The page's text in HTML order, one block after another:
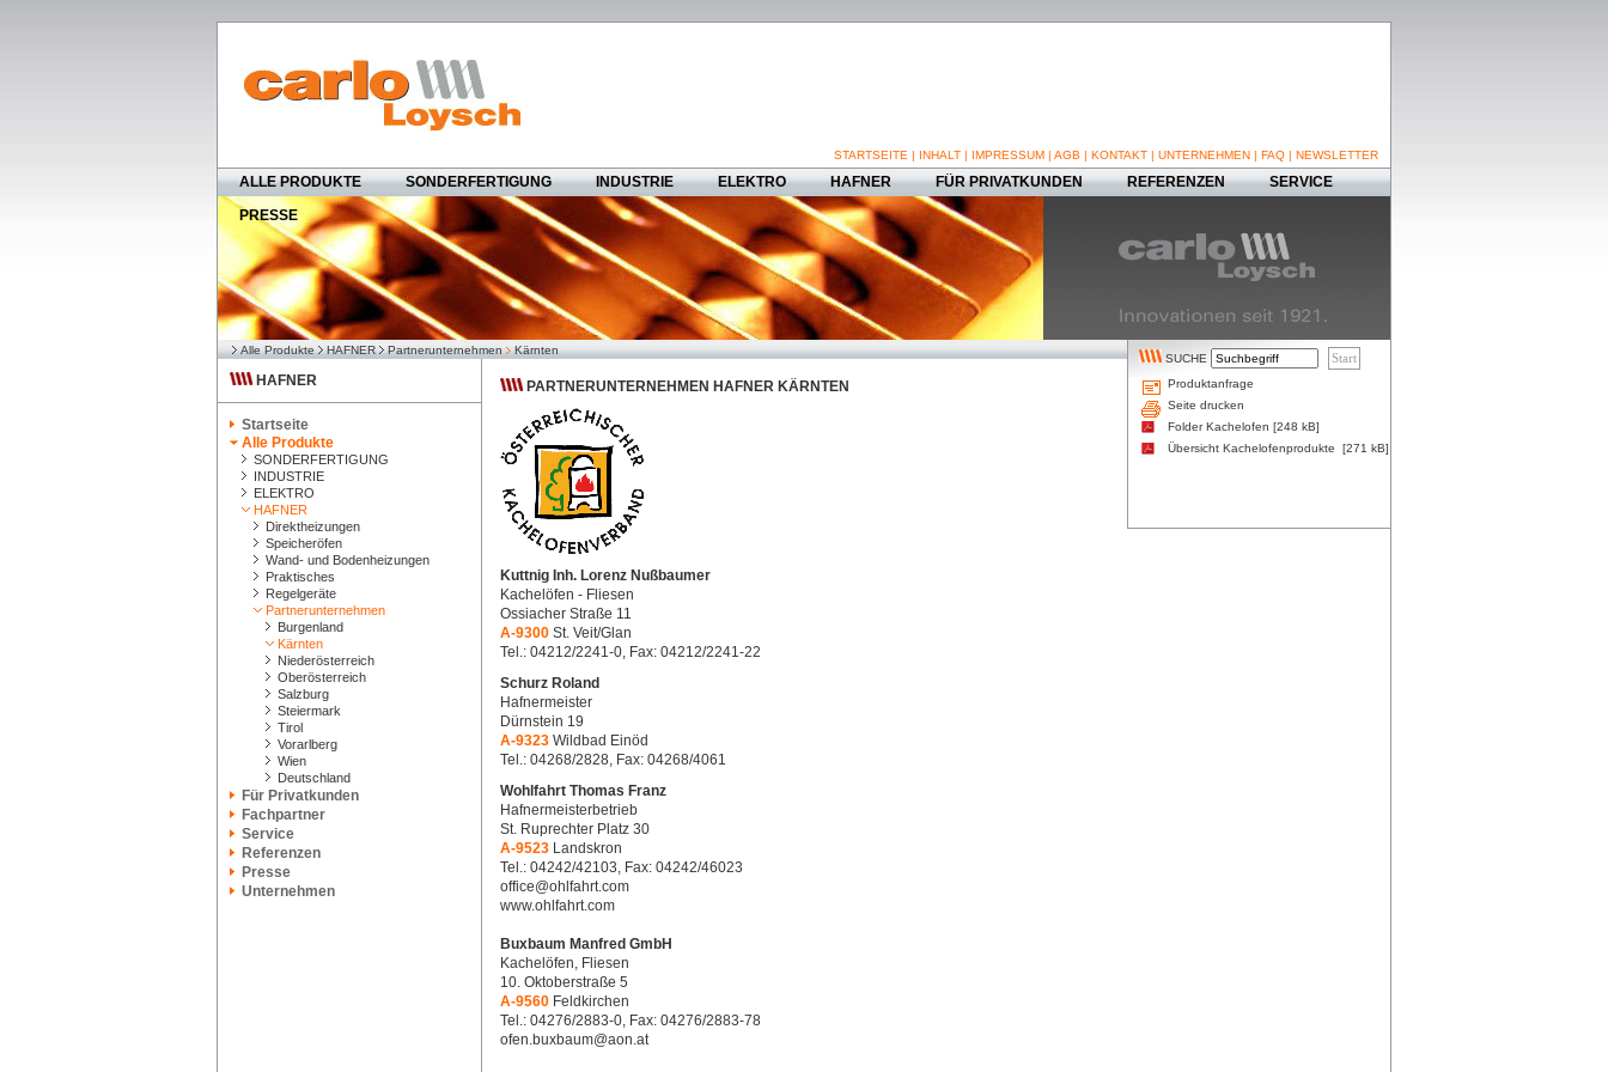
STARTSEITE | INHALT | IMPRESSUM | AGB | KONTAKT | UNTERNEHMEN | FAQ | NEWSLETTER
ALLE PRODUKTE SONDERFERTIGUNG INDUSTRIE ELEKTRO HAFNER FÜR PRIVATKUNDEN REFERENZEN
SERVICE
PRESSE
Alle Produkte HAFNER Partnerunternehmen Kärnten
HAFNER
Startseite
Alle Produkte
SONDERFERTIGUNG
INDUSTRIE
ELEKTRO
HAFNER
Direktheizungen
Speicheröfen
Wand- und Bodenheizungen
Praktisches
Regelgeräte
Partnerunternehmen
Burgenland
Kärnten
Niederösterreich
Oberösterreich
Salzburg
Steiermark
Tirol
Vorarlberg
Wien
Deutschland
Für Privatkunden
Fachpartner
Service
Referenzen
Presse
Unternehmen
PARTNERUNTERNEHMEN HAFNER KÄRNTEN
Kuttnig Inh. Lorenz Nußbaumer
Kachelöfen - Fliesen
Ossiacher Straße 11
A-9300 St. Veit/Glan
Tel.: 04212/2241-0, Fax: 04212/2241-22
Schurz Roland
Hafnermeister
Dürnstein 19
A-9323 Wildbad Einöd
Tel.: 04268/2828, Fax: 04268/4061
Wohlfahrt Thomas Franz
Hafnermeisterbetrieb
St. Ruprechter Platz 30
A-9523 Landskron
Tel.: 04242/42103, Fax: 04242/46023
office@ohlfahrt.com
www.ohlfahrt.com
Buxbaum Manfred GmbH
Kachelöfen, Fliesen
10. Oktoberstraße 5
A-9560 Feldkirchen
Tel.: 04276/2883-0, Fax: 04276/2883-78
ofen.buxbaum@aon.at
SUCHE
Produktanfrage
Seite drucken
Folder Kachelofen [248 kB]
Übersicht Kachelofenprodukte [271 kB]